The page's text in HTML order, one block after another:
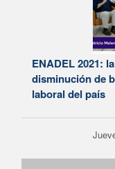
ENADEL 2021:
disminución de
laboral del país